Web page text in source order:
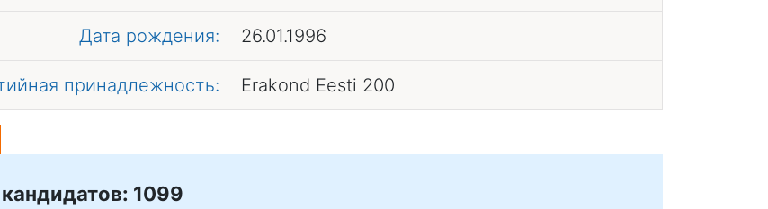
Дата рождения: 26.01.1996
принадлежность: Erakond Eesti 200
1099